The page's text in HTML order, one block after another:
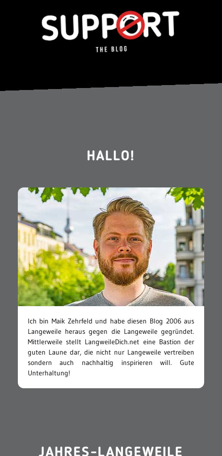
HALLO!
Ich bin Maik Zehrfeld und habe diesen Blog 2006 aus
Langeweile heraus gegen die Langeweile gegründet.
Mittlerweile stellt LangweileDich.net eine Bastion der
guten Laune dar, die nicht nur Langeweile vertreiben
sondern auch nachhaltig inspirieren will. Gute
Unterhaltung!
JAHRES-LANGEWEILE